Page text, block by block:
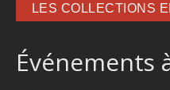
LES COLLECTIONS
Événements